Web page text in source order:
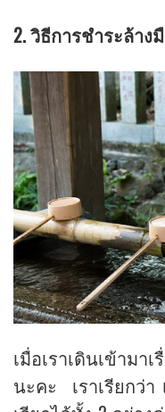
2.วิธีการชำระล้าง
เมื่อเราเดินเข้ามา
นะคะ เราเรียกว่